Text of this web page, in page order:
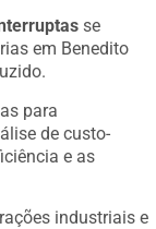
se
em Benedito
para
de custo-
e as
industriais e